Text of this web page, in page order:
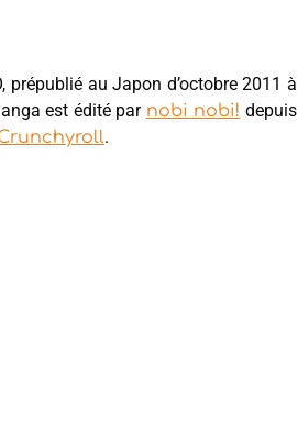
prépublié au Japon d’octobre 2011 à
est édité par nobi nobi! depuis
.